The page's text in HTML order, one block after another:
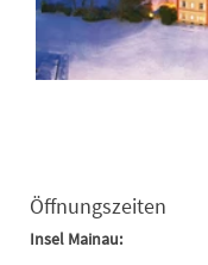
Öffnungszeiten
Insel Mainau: